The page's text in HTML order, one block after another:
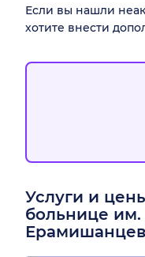
Если вы нашли
хотите внести
Услуги и
больнице им.